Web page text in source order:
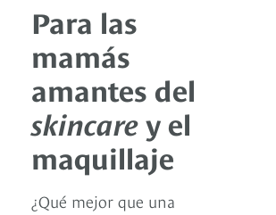
Para las
mamás
amantes del
skincarey el
maquillaje
¿Qué mejor que una